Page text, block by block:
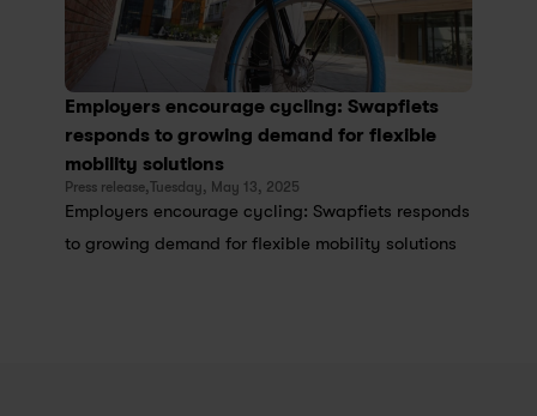
Employers encourage cycling: Swapfiets
responds to growing demand for flexible
mobility solutions
Press release,Tuesday, May 13, 2025
Employers encourage cycling: Swapfiets responds
to growing demand for flexible mobility solutions